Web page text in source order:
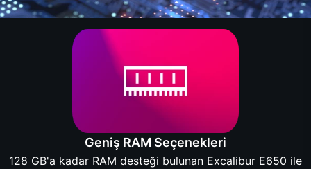
Geniş RAM Seçenekleri
128 GB'a kadar RAM desteği bulunan Excalibur E650 ile